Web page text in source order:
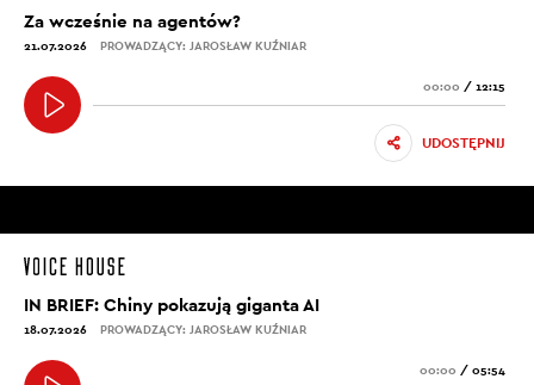
Za wcześnie na agentów?
21.07.2026 PROWADZĄCY: JAROSŁAW KUŹNIAR
00:00 / 12:15
UDOSTĘPNIJ
IN BRIEF: Chiny pokazują giganta AI
18.07.2026 PROWADZĄCY: JAROSŁAW KUŹNIAR
00:00 / 05:54